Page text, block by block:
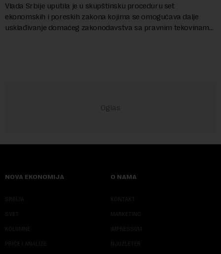
Vlada Srbije uputila je u skupštinsku proceduru set
ekonomskih i poreskih zakona kojima se omogućava dalje
usklađivanje domaćeg zakonodavstva sa pravnim tekovinama
NOVA EKONOMIJA
SRBIJA
SVET
KOLUMNE
PRIČE I ANALIZE
O NAMA
KONTAKT
MARKETING
IMPRESSUM
NJUZLETER